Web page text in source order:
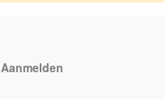
Aanmelden